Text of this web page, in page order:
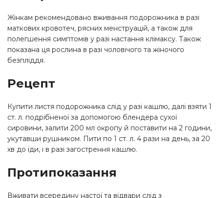
Жінкам рекомендовано вживання подорожника в разі
маткових кровотеч, рясних менструацій, а також для
полегшення симптомів у разі настання клімаксу. Також
показана ця рослина в разі чоловічого та жіночого
безпліддя.
Рецепт
Купити листя подорожника слід у разі кашлю, далі взяти 1
ст. л. подрібненої за допомогою блендера сухої
сировини, залити 200 мл окропу й поставити на 2 години,
укутавши рушником. Пити по 1 ст. л. 4 рази на день, за 20
хв до їди, і в разі загострення кашлю.
Протипоказання
Вживати всередину настої та відвари слід з